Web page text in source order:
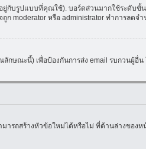
บรูปแบบที่คุณใช้). บอร์ดส่วนมากใช้ระดับขั้
ก moderator หรือ administrator ทำการลดจ
ษณะนี้) เพื่อป้องกันการส่ง email รบกวนผู้อื่น
ถสร้างหัวข้อใหม่ได้หรือไม่ ที่ด้านล่างของ